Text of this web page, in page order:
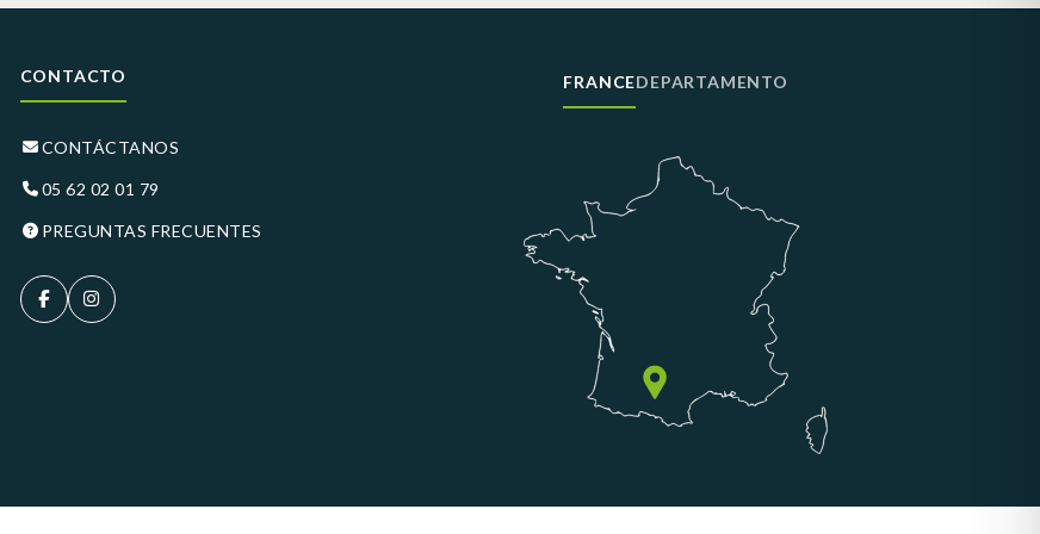
CONTACTO
CONTÁCTANOS
05 62 02 01 79
PREGUNTAS FRECUENTES
FRANCEDEPARTAMENTO